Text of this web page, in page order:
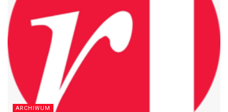
ARCHIWUM